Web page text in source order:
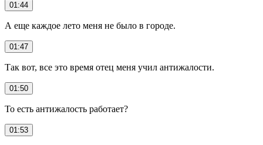
01:44
А еще каждое лето меня не было в городе.
01:47
Так вот, все это время отец меня учил антижалости.
01:50
То есть антижалость работает?
01:53